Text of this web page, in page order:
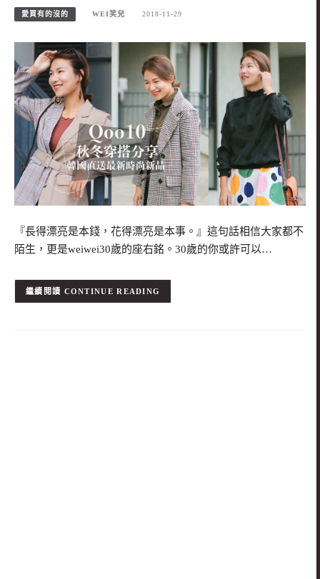
愛買有的沒的 WEI笑兒 2018-11-29
『長得漂亮是本錢，花得漂亮是本事。』這句話相信大家都不
陌生，更是weiwei30歲的座右銘。30歲的你或許可以…
CONTINUE READING